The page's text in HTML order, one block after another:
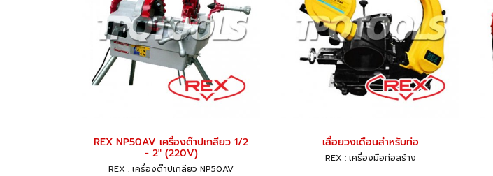
REX NP50AV เครื่องต๊าปเกลียว 1/2
- 2" (220V)
REX : เครื่องต๊าปเกลียว NP50AV
เลื่อยวงเดือนสำหรับท่อ
REX : เครื่องมือก่อสร้าง